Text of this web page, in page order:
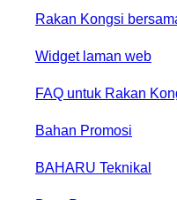
Rakan Kongsi
Widget laman web
FAQ untuk Rakan
Bahan Promosi
BAHARU Teknikal